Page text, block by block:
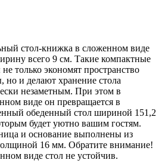
стол-книжка в сложенном виде
всего 9 см. Такие компактные
только экономят пространство
но и делают хранение стола
незаметным. При этом в
виде он превращается в
обеденный стол шириной 151,2
будет уютно вашим гостям.
и основание выполнены из
16 мм. Обратите внимание!
виде стол не устойчив.